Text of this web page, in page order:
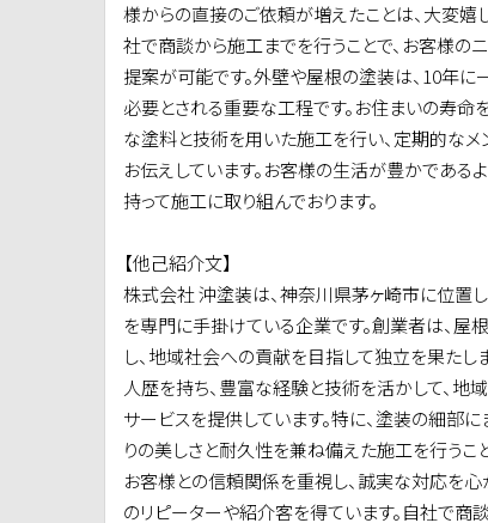
様からの直接のご依頼が増えたことは、大変嬉し
社で商談から施工までを行うことで、お客様の
提案が可能です。外壁や屋根の塗装は、10年に
必要とされる重要な工程です。お住まいの寿命
な塗料と技術を用いた施工を行い、定期的なメ
お伝えしています。お客様の生活が豊かである
持って施工に取り組んでおります。
【他己紹介文】
株式会社 沖塗装は、神奈川県茅ヶ崎市に位置
を専門に手掛けている企業です。創業者は、屋
し、地域社会への貢献を目指して独立を果たし
人歴を持ち、豊富な経験と技術を活かして、地
サービスを提供しています。特に、塗装の細部
りの美しさと耐久性を兼ね備えた施工を行うこ
お客様との信頼関係を重視し、誠実な対応を心
のリピーターや紹介客を得ています。自社で商